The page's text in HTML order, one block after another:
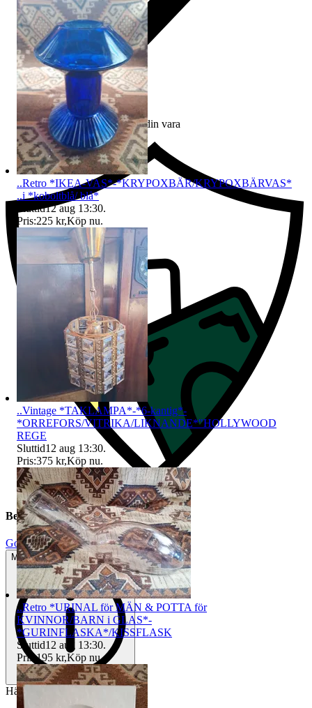
Ersättning om du inte får din vara
Beskrivning
Gott använt skick
Mindre tecken på användning
Här säljs..
..Retro *IKEA-VAS*-*KRYPOXBÄR/KRYPOXBÄRVAS*
..i *koboltblå/ blå*
Sluttid12 aug 13:30.
Pris:225 kr,Köp nu.
..Vintage *TAKLAMPA*-*6-kantig*-
*ORREFORS/VITRIKA/LIKNANDE*"HOLLYWOOD
REGE
Sluttid12 aug 13:30.
Pris:375 kr,Köp nu.
..Retro *URINAL för MÄN & POTTA för
KVINNOR/BARN i GLAS*-
*GURINFLASKA*/KISSFLASK
Sluttid12 aug 13:30.
Pris:195 kr,Köp nu.